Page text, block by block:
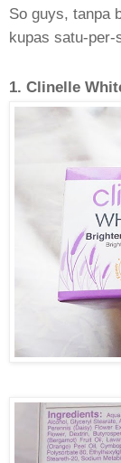
So guys, tanpa
kupas satu-per-
1. Clinelle